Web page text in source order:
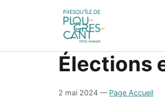
Élections
2 mai 2024 — Page Accueil